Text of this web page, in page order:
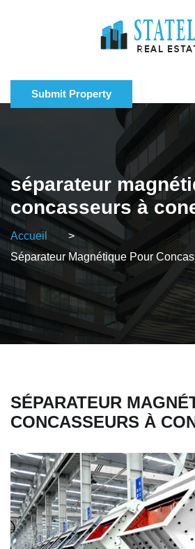
Submit Property
séparateur
concasseurs à
Accueil
>
Séparateur Magnétique Pour
SÉPARATEUR
CONCASSEURS À